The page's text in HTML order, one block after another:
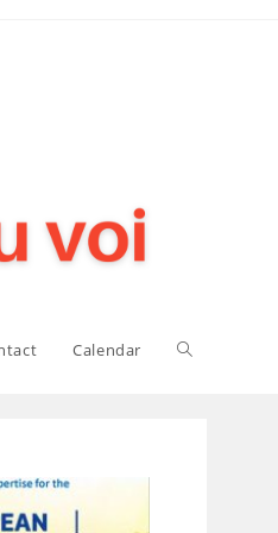
Calendar Toggle